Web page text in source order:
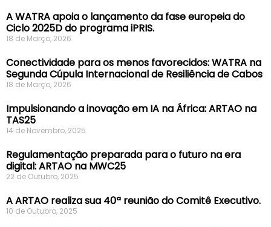
A WATRA apoia o lançamento da fase europeia do
Ciclo 2025D do programa iPRIS.
18 de Março, 2026
Conectividade para os menos favorecidos: WATRA na
Segunda Cúpula Internacional de Resiliência de Cabos
18 de Março, 2026
Impulsionando a inovação em IA na África: ARTAO na
TAS25
14 de Novembro, 2025
Regulamentação preparada para o futuro na era
digital: ARTAO na MWC25
22 de Outubro, 2025
A ARTAO realiza sua 40ª reunião do Comitê Executivo.
10 de Outubro, 2025